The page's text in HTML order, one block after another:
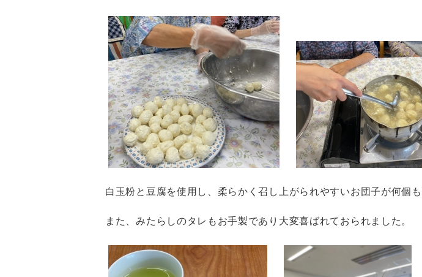
白玉粉と豆腐を使用し、柔らかく召し上がられやすいお団子が何個も
また、みたらしのタレもお手製であり大変喜ばれておられました。